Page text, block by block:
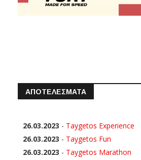
ΑΠΟΤΕΛΕΣΜΑΤΑ
26.03.2023 - Taygetos Experience
26.03.2023 - Taygetos Fun
26.03.2023 - Taygetos Marathon